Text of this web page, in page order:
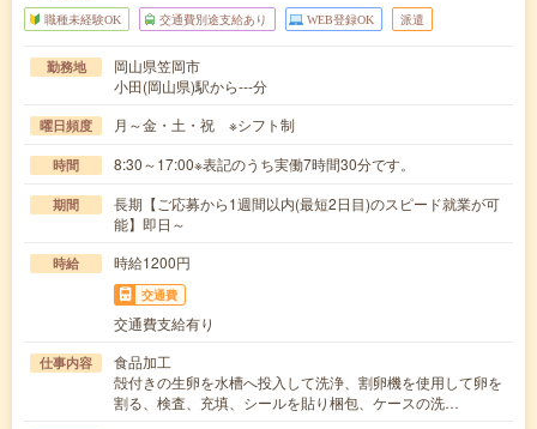
職種未経験OK 交通費別途支給あり WEB登録OK 派遣
勤務地
岡山県笠岡市
小田(岡山県)駅から---分
曜日頻度 月～金・土・祝 ※シフト制
時間 8:30～17:00※表記のうち実働7時間30分です。
期間
長期【ご応募から1週間以内(最短2日目)のスピード就業が可
能】即日～
時給 時給1200円
交通費
交通費支給有り
仕事内容
食品加工
殻付きの生卵を水槽へ投入して洗浄、割卵機を使用して卵を
割る、検査、充填、シールを貼り梱包、ケースの洗…